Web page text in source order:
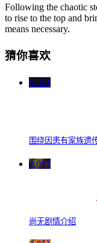
Following the chaotic
to rise to the top and
means necessary.
猜你喜欢
6.0分
围绕因患有家族遗
2.0分
尚无剧情介绍